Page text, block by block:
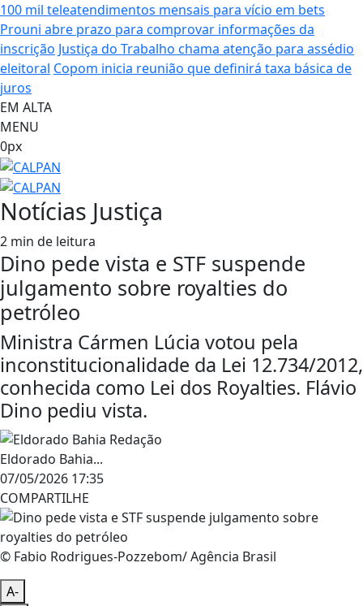
100 mil teleatendimentos mensais para vício em bets
Prouni abre prazo para comprovar informações da
inscrição Justiça do Trabalho chama atenção para assédio
eleitoral Copom inicia reunião que definirá taxa básica de
juros
EM ALTA
MENU
0px
Notícias Justiça
2 min de leitura
Dino pede vista e STF suspende
julgamento sobre royalties do
petróleo
Ministra Cármen Lúcia votou pela
inconstitucionalidade da Lei 12.734/2012,
conhecida como Lei dos Royalties. Flávio
Dino pediu vista.
Eldorado Bahia...
07/05/2026 17:35
COMPARTILHE
© Fabio Rodrigues-Pozzebom/ Agência Brasil
A-